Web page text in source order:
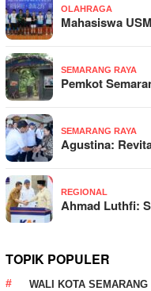
OLAHRAGA
Mahasiswa
SEMARANG RAYA
Pemkot
SEMARANG RAYA
Agustina:
REGIONAL
Ahmad Luthfi:
TOPIK POPULER
WALI KOTA SEMARANG